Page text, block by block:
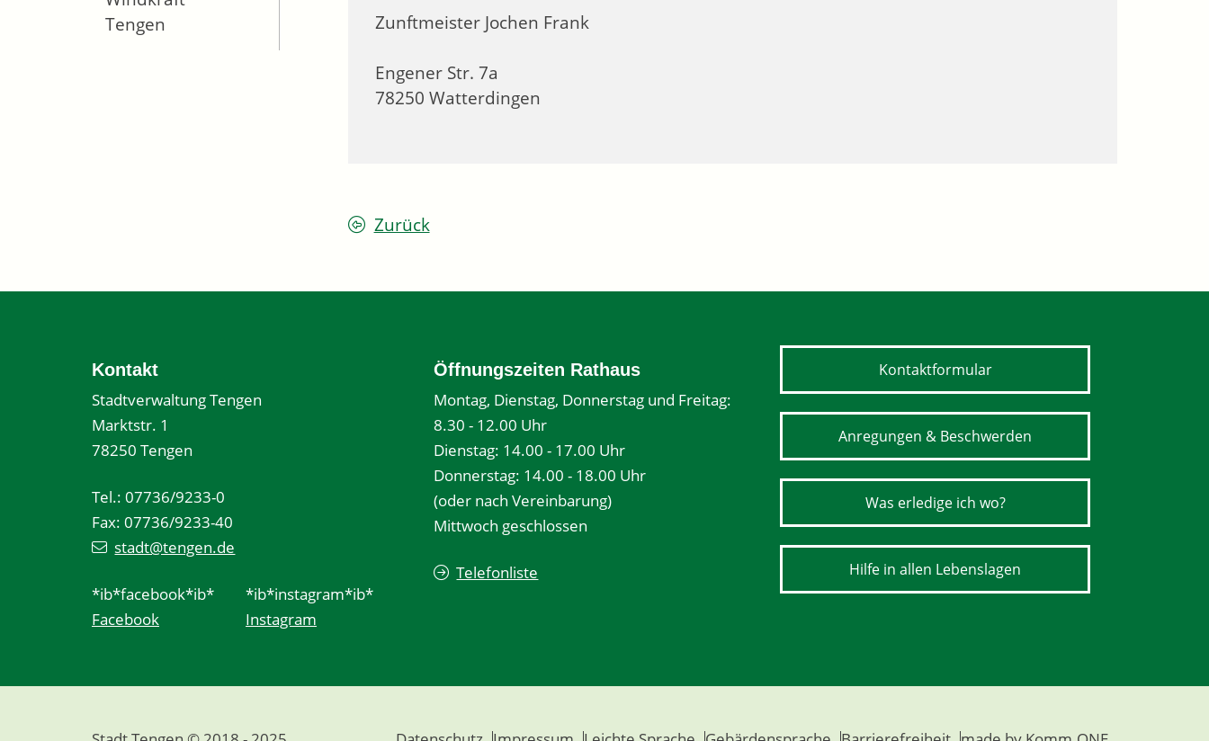
Tengen
Zunftmeister Jochen Frank
Engener Str. 7a
78250 Watterdingen
Zurück
Kontakt
Stadtverwaltung Tengen
Marktstr. 1
78250 Tengen
Tel.: 07736/9233-0
Fax: 07736/9233-40
stadt@tengen.de
*ib*facebook*ib*
Facebook
*ib*instagram*ib*
Instagram
Öffnungszeiten Rathaus
Montag, Dienstag, Donnerstag und Freitag:
8.30 - 12.00 Uhr
Dienstag: 14.00 - 17.00 Uhr
Donnerstag: 14.00 - 18.00 Uhr
(oder nach Vereinbarung)
Mittwoch geschlossen
Telefonliste
Kontaktformular
Anregungen & Beschwerden
Was erledige ich wo?
Hilfe in allen Lebenslagen